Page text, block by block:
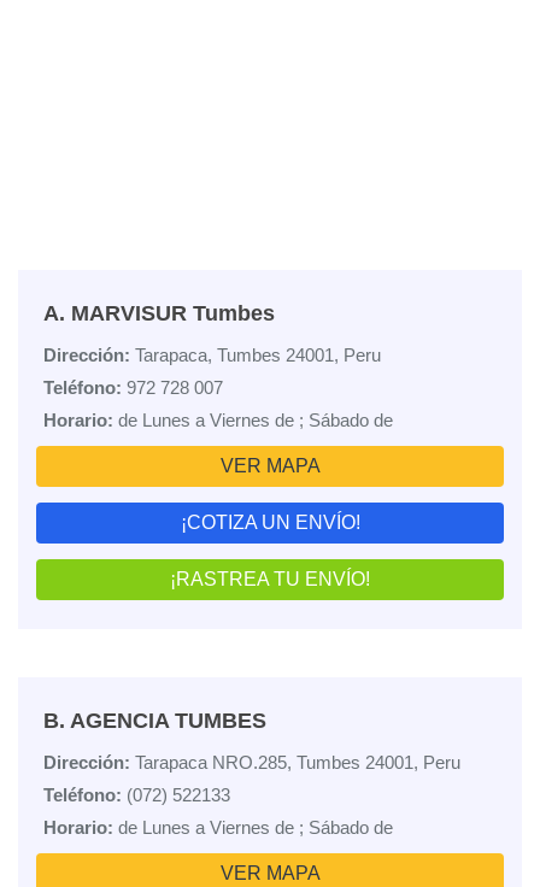
A. MARVISUR Tumbes
Dirección: Tarapaca, Tumbes 24001, Peru
Teléfono: 972 728 007
Horario: de Lunes a Viernes de ; Sábado de
VER MAPA
¡COTIZA UN ENVÍO!
¡RASTREA TU ENVÍO!
B. AGENCIA TUMBES
Dirección: Tarapaca NRO.285, Tumbes 24001, Peru
Teléfono: (072) 522133
Horario: de Lunes a Viernes de ; Sábado de
VER MAPA